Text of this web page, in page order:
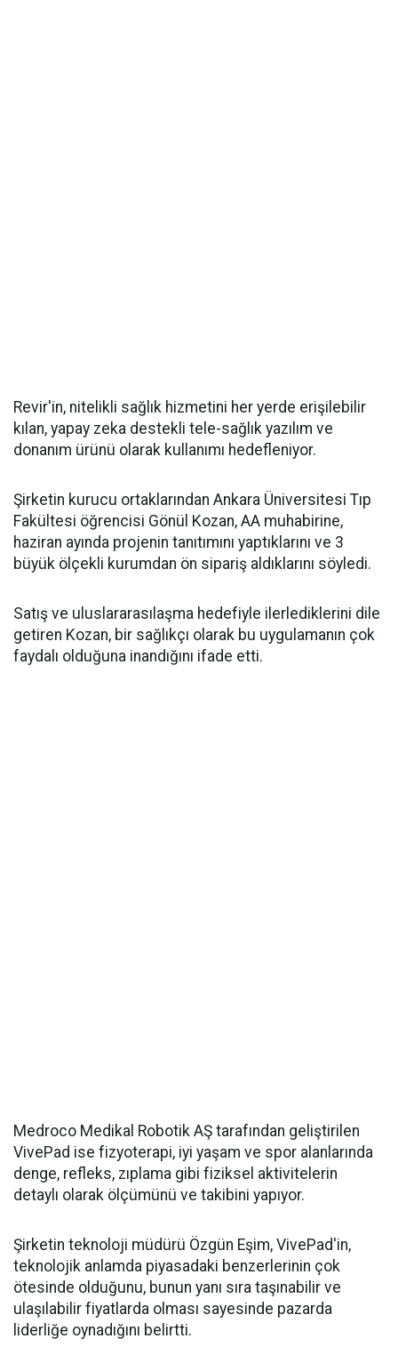
Revir'in, nitelikli sağlık hizmetini her yerde erişilebilir
kılan, yapay zeka destekli tele-sağlık yazılım ve
donanım ürünü olarak kullanımı hedefleniyor.
Şirketin kurucu ortaklarından Ankara Üniversitesi Tıp
Fakültesi öğrencisi Gönül Kozan, AA muhabirine,
haziran ayında projenin tanıtımını yaptıklarını ve 3
büyük ölçekli kurumdan ön sipariş aldıklarını söyledi.
Satış ve uluslararasılaşma hedefiyle ilerlediklerini dile
getiren Kozan, bir sağlıkçı olarak bu uygulamanın çok
faydalı olduğuna inandığını ifade etti.
Medroco Medikal Robotik AŞ tarafından geliştirilen
VivePad ise fizyoterapi, iyi yaşam ve spor alanlarında
denge, refleks, zıplama gibi fiziksel aktivitelerin
detaylı olarak ölçümünü ve takibini yapıyor.
Şirketin teknoloji müdürü Özgün Eşim, VivePad'in,
teknolojik anlamda piyasadaki benzerlerinin çok
ötesinde olduğunu, bunun yanı sıra taşınabilir ve
ulaşılabilir fiyatlarda olması sayesinde pazarda
liderliğe oynadığını belirtti.